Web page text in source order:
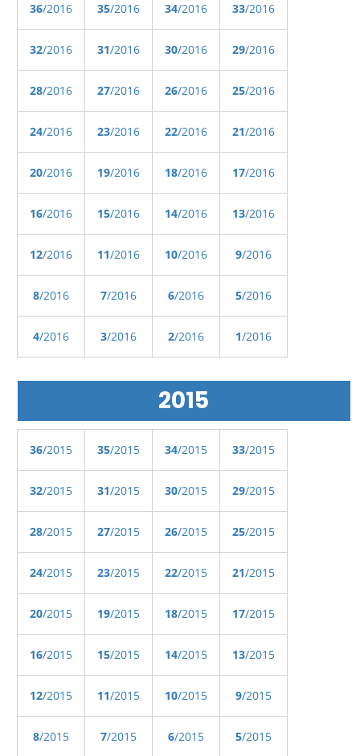
36/2016 35/2016 34/2016 33/2016
32/2016 31/2016 30/2016 29/2016
28/2016 27/2016 26/2016 25/2016
24/2016 23/2016 22/2016 21/2016
20/2016 19/2016 18/2016 17/2016
16/2016 15/2016 14/2016 13/2016
12/2016 11/2016 10/2016 9/2016
8/2016 7/2016 6/2016 5/2016
4/2016 3/2016 2/2016 1/2016
2015
36/2015 35/2015 34/2015 33/2015
32/2015 31/2015 30/2015 29/2015
28/2015 27/2015 26/2015 25/2015
24/2015 23/2015 22/2015 21/2015
20/2015 19/2015 18/2015 17/2015
16/2015 15/2015 14/2015 13/2015
12/2015 11/2015 10/2015 9/2015
8/2015 7/2015 6/2015 5/2015